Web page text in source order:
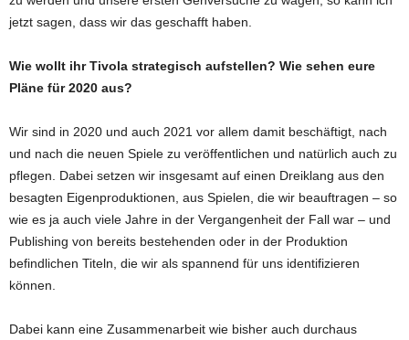
jetzt sagen, dass wir das geschafft haben.
Wie wollt ihr Tivola strategisch aufstellen? Wie sehen eure
Pläne für 2020 aus?
Wir sind in 2020 und auch 2021 vor allem damit beschäftigt, nach
und nach die neuen Spiele zu veröffentlichen und natürlich auch zu
pflegen. Dabei setzen wir insgesamt auf einen Dreiklang aus den
besagten Eigenproduktionen, aus Spielen, die wir beauftragen – so
wie es ja auch viele Jahre in der Vergangenheit der Fall war – und
Publishing von bereits bestehenden oder in der Produktion
befindlichen Titeln, die wir als spannend für uns identifizieren
können.
Dabei kann eine Zusammenarbeit wie bisher auch durchaus